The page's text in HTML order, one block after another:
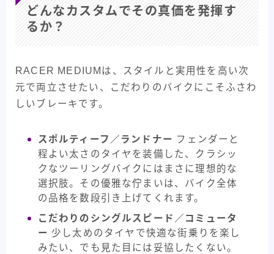
どんなカスタムでその真価を発揮す
るか？
RACER MEDIUMは、スタイルと実用性を高い次
元で両立させたい、こだわりのバイクにこそふさわ
しいブレーキです。
スポルティーフ／ランドナー フェンダーと
程よい太さのタイヤを装備した、クラシッ
クなツーリングバイクにはまさに理想的な
選択肢。その優雅な佇まいは、バイク全体
の品格を数段引き上げてくれます。
こだわりのシングルスピード／コミュータ
ー 少し太めのタイヤで快適な街乗りを楽し
みたい、でも見た目には妥協したくない。